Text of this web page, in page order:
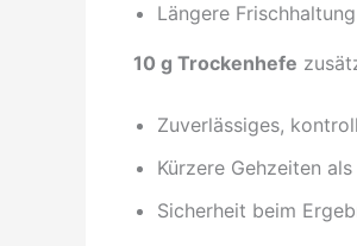
Längere
10 g Trockenhefe
Zuverlässiges,
Kürzere Gehzeiten
Sicherheit beim